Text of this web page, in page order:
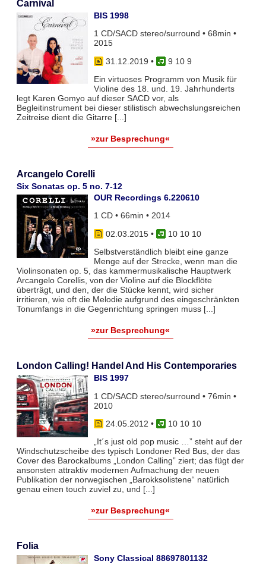
Carnival
BIS 1998
1 CD/SACD stereo/surround • 68min •
2015
31.12.2019 •
9 10 9
Ein virtuoses Programm von Musik für
Violine des 18. und. 19. Jahrhunderts
legt Karen Gomyo auf dieser SACD vor, als
Begleitinstrument bei dieser stilistisch abwechslungsreichen
Zeitreise dient die Gitarre [...]
»zur Besprechung«
Arcangelo Corelli
Six Sonatas op. 5 no. 7-12
OUR Recordings 6.220610
1 CD • 66min • 2014
02.03.2015•
10 10 10
Selbstverständlich bleibt eine ganze
Menge auf der Strecke, wenn man die
Violinsonaten op. 5, das kammermusikalische Hauptwerk
Arcangelo Corellis, von der Violine auf die Blockflöte
überträgt, und den, der die Stücke kennt, wird sicher
irritieren, wie oft die Melodie aufgrund des eingeschränkten
Tonumfangs in die Gegenrichtung springen muss [...]
»zur Besprechung«
London Calling! Handel And His Contemporaries
BIS 1997
1 CD/SACD stereo/surround • 76min •
2010
24.05.2012 •
10 10 10
„It´s just old pop music …” steht auf der
Windschutzscheibe des typisch Londoner Red Bus, der das
Cover des Barockalbums „London Calling” ziert; das fügt der
ansonsten attraktiv modernen Aufmachung der neuen
Publikation der norwegischen „Barokksolistene“ natürlich
genau einen touch zuviel zu, und [...]
»zur Besprechung«
Folia
Sony Classical 88697801132